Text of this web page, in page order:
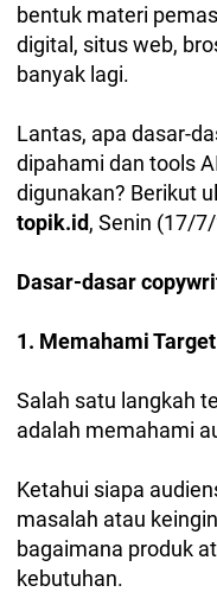
bentuk materi
digital, situs web,
banyak lagi.
Lantas, apa dasar-
dipahami dan tools
digunakan? Berikut
topik.id, Senin (17/
Dasar-dasar
1. Memahami
Salah satu langkah
adalah memahami
Ketahui siapa
masalah atau
bagaimana produk
kebutuhan.